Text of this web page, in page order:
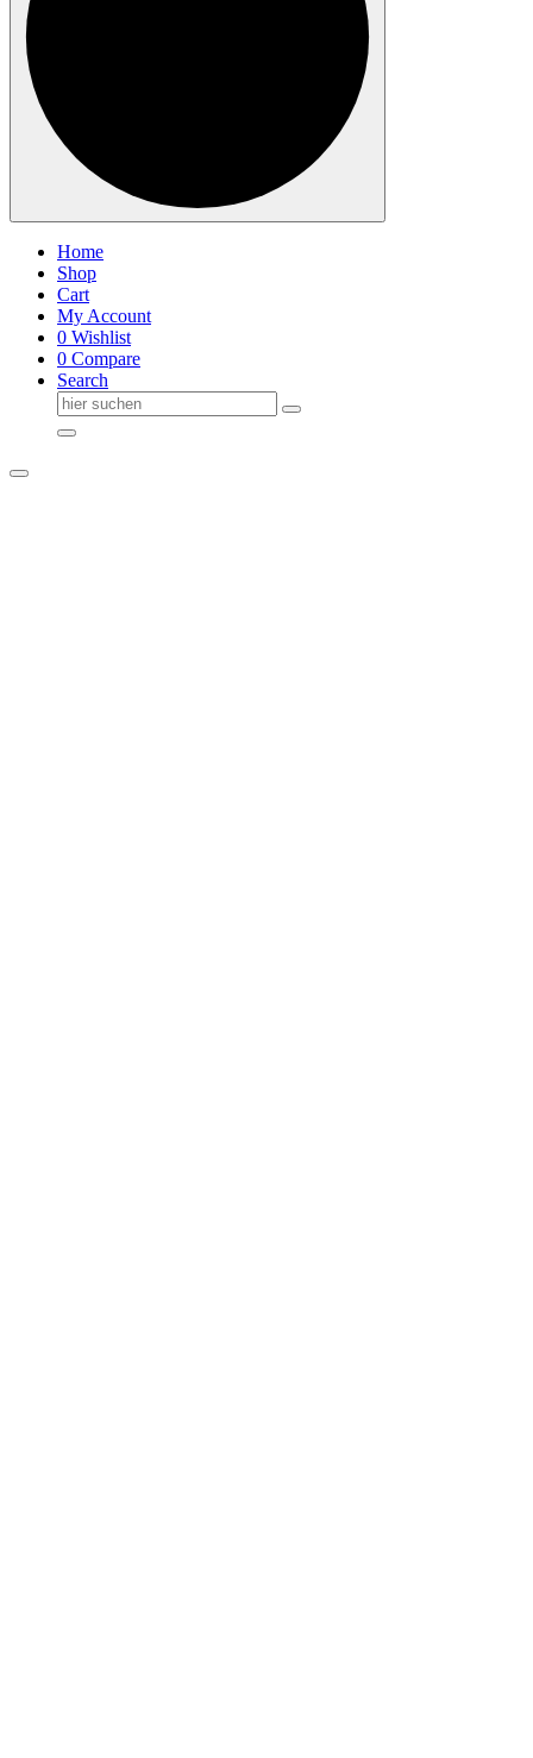
Home
Shop
Cart
My Account
0 Wishlist
0 Compare
Search
Suche
nach: